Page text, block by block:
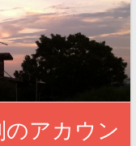
のアカウン